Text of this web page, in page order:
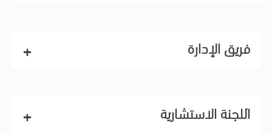
فريق الإدارة +
اللجنة الاستشارية +